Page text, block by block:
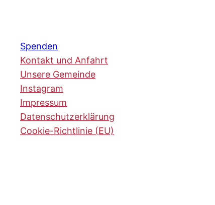
Spenden
Kontakt und Anfahrt
Unsere Gemeinde
Instagram
Impressum
Datenschutzerklärung
Cookie-Richtlinie (EU)